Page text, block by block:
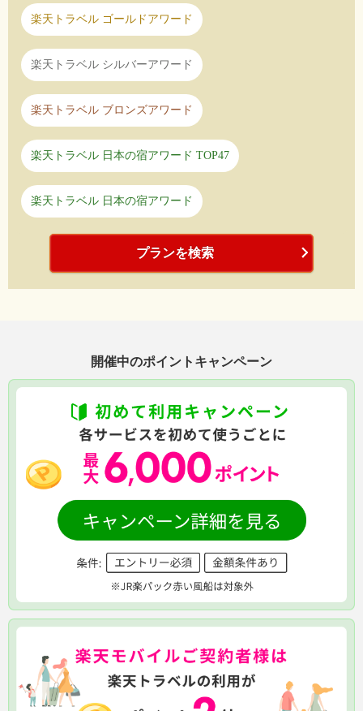
楽天トラベル ゴールドアワード
楽天トラベル シルバーアワード
楽天トラベル ブロンズアワード
楽天トラベル 日本の宿アワード TOP47
楽天トラベル 日本の宿アワード
プランを検索
開催中のポイントキャンペーン